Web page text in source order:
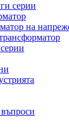
серии
на